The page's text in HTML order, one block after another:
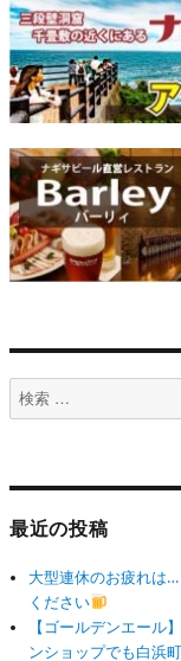
検
索
最近の投稿
大型連休のお疲れは
ください
【ゴールデンエール
ンショップでも白浜